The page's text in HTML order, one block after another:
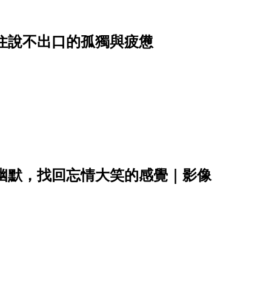
說不出口的孤獨與疲憊
默，找回忘情大笑的感覺｜影像